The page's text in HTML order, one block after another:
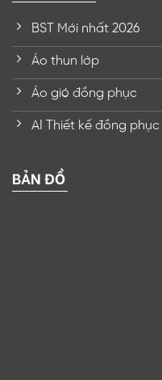
BST Mới nhất 2026
Áo thun lớp
Áo gió đồng phục
AI Thiết kế đồng phục
BẢN ĐỒ